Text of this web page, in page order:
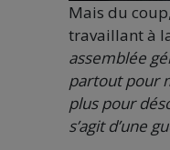
Mais du
travaillant à
assemblée
partout pour
plus pour
s’agit d’une